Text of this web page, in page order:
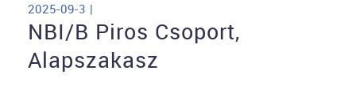
2025-09-3 |
NBI/B Piros Csoport,
Alapszakasz